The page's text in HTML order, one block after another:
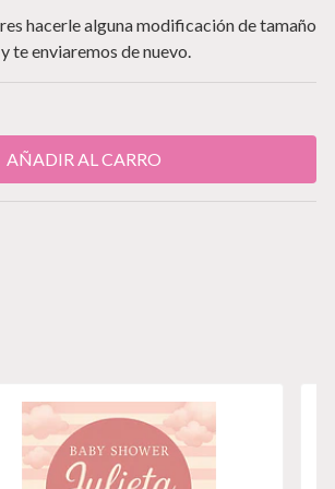
hacerle alguna modificación de tamaño
te enviaremos de nuevo.